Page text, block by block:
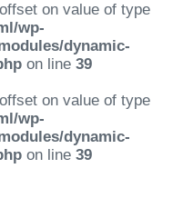
on value of type
wp-
dynamic-
on line 39
on value of type
wp-
dynamic-
on line 39